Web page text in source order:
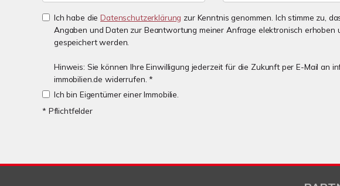
Ich habe dieDatenschutzerklärung zur Kenntnis genommen. Ich stimme zu,
Angaben und Daten zur Beantwortung meiner Anfrage elektronisch erhoben
gespeichert werden.
Hinweis: Sie können Ihre Einwilligung jederzeit für die Zukunft per E-Mail an
immobilien.de widerrufen. *
Ich bin Eigentümer einer Immobilie.
* Pflichtfelder